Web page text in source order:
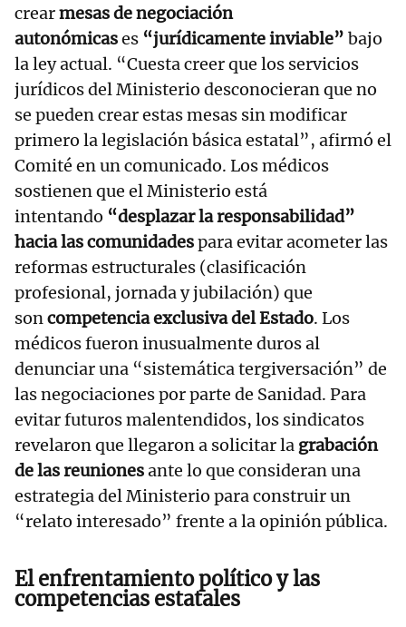
crearmesas de negociación
autonómicases “jurídicamente inviable” bajo
la ley actual. “Cuesta creer que los servicios
jurídicos del Ministerio desconocieran que no
se pueden crear estas mesas sin modificar
primero la legislación básica estatal”, afirmó el
Comité en un comunicado. Los médicos
sostienen que el Ministerio está
intentando “desplazar la responsabilidad”
hacia las comunidadespara evitar acometer las
reformas estructurales (clasificación
profesional, jornada y jubilación) que
soncompetencia exclusiva del Estado. Los
médicos fueron inusualmente duros al
denunciar una “sistemática tergiversación” de
las negociaciones por parte de Sanidad. Para
evitar futuros malentendidos, los sindicatos
revelaron que llegaron a solicitar la grabación
de las reunionesante lo que consideran una
estrategia del Ministerio para construir un
“relato interesado” frente a la opinión pública.
El enfrentamiento político y las
competencias estatales